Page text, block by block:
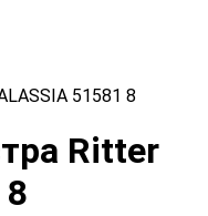
51581 8
Ritter